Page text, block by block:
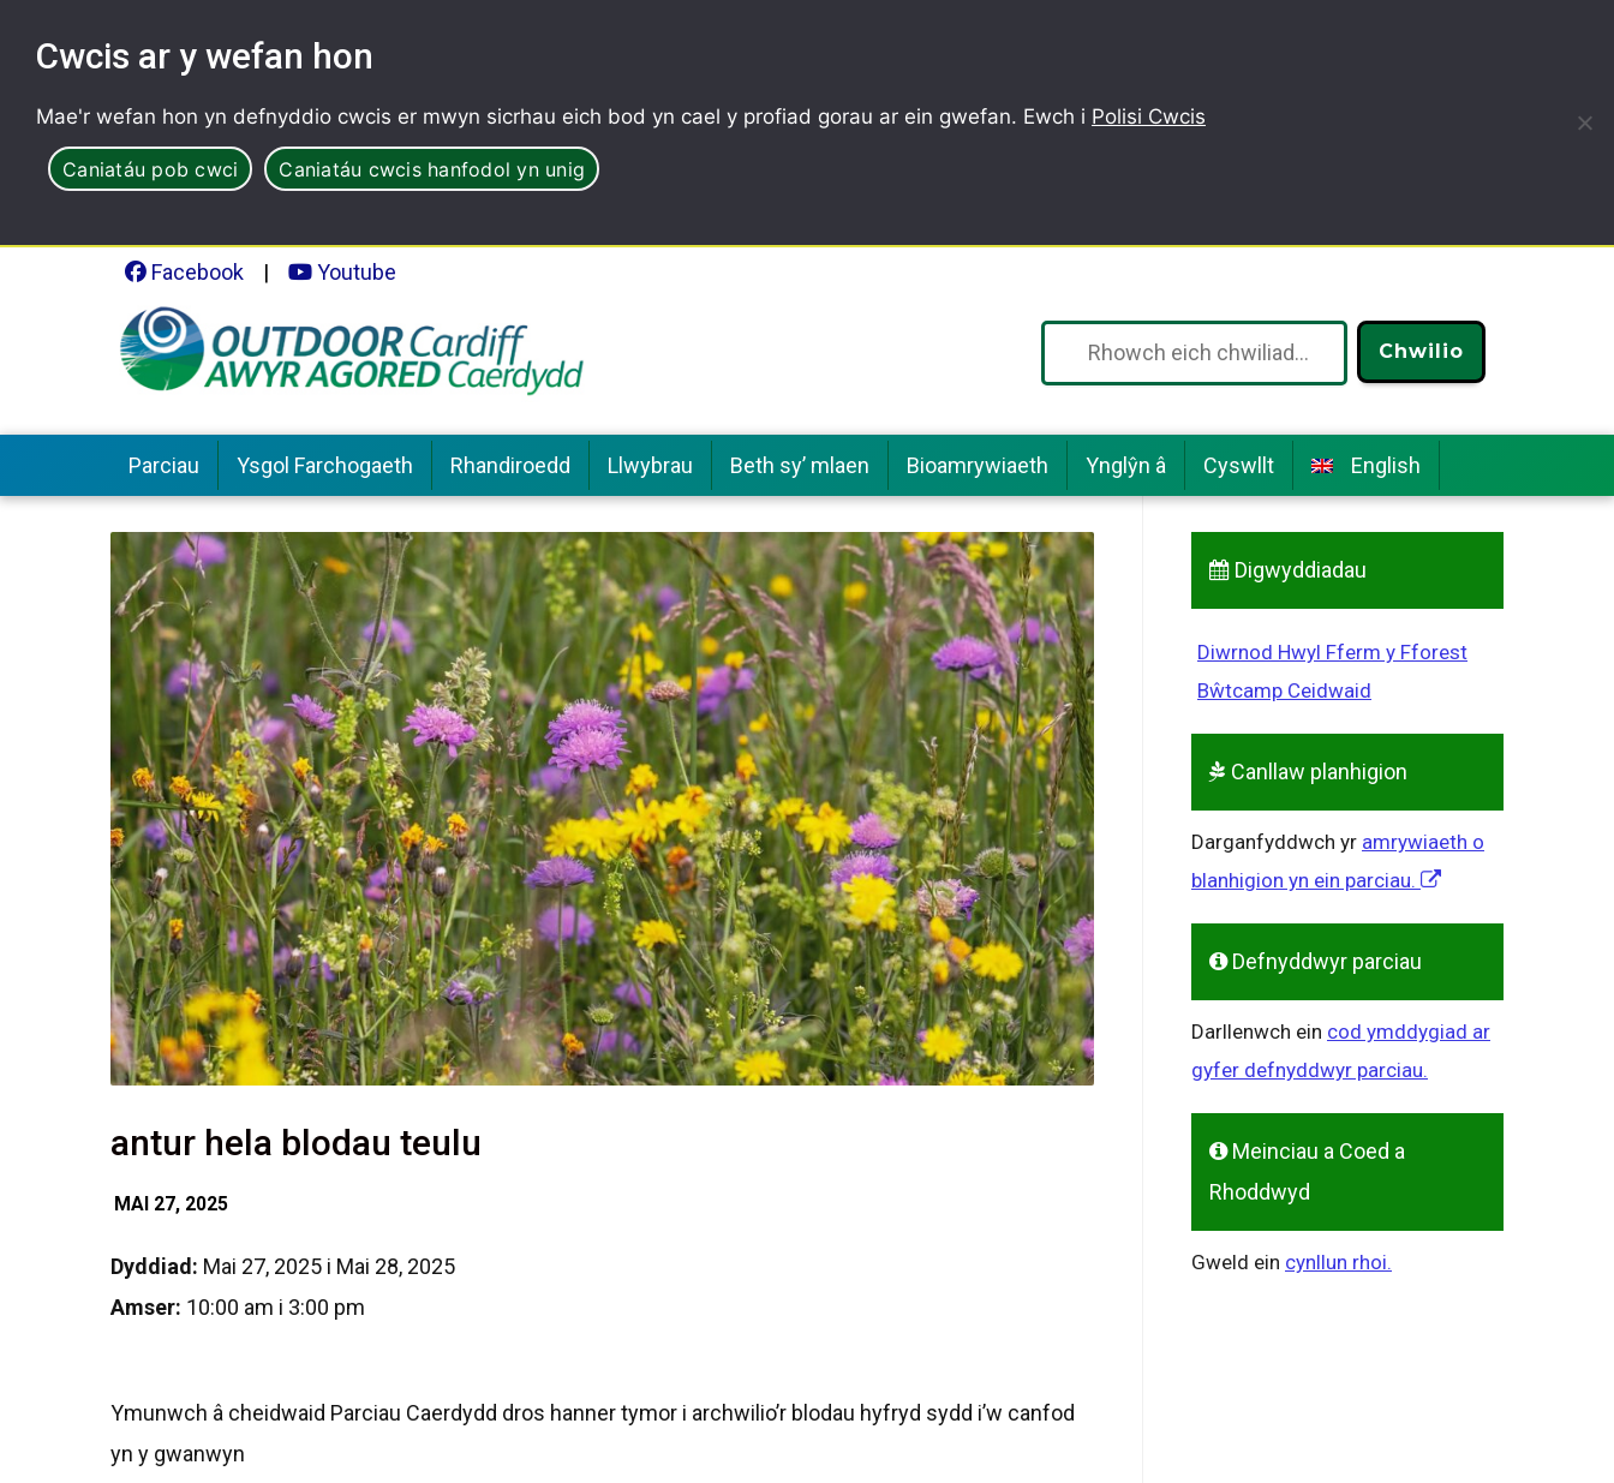
Cwcis ar y wefan hon
Mae'r wefan hon yn defnyddio cwcis er mwyn sicrhau eich bod yn cael y profiad gorau ar ein gwefan. Ewch i Polisi Cwcis
Caniatáu pob cwci Caniatáu cwcis hanfodol yn unig
Facebook | Youtube
Chwilio
Parciau Ysgol Farchogaeth Rhandiroedd Llwybrau Beth sy’ mlaen Bioamrywiaeth Ynglŷn â Cyswllt English
antur hela blodau teulu
MAI 27, 2025
Dyddiad: Mai 27, 2025 i Mai 28, 2025
Amser: 10:00 am i 3:00 pm
Ymunwch â cheidwaid Parciau Caerdydd dros hanner tymor i archwilio’r blodau hyfryd sydd i’w canfod
yn y gwanwyn
Digwyddiadau
Diwrnod Hwyl Fferm y Fforest
Bŵtcamp Ceidwaid
Canllaw planhigion
Darganfyddwch yr amrywiaeth o
blanhigion yn ein parciau.
Defnyddwyr parciau
Darllenwch ein cod ymddygiad ar
gyfer defnyddwyr parciau.
Meinciau a Coed a
Rhoddwyd
Gweld ein cynllun rhoi.